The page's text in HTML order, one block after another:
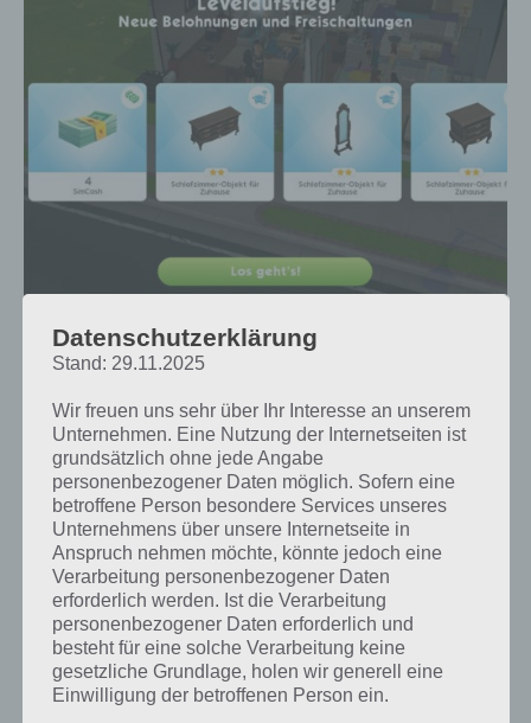
nur neue Objekte und SimCash, sondern auch die
Energie deiner Sims wird wieder voll aufgefüllt
Tipp 2: Ereignisse in Sims Mobile schneller
beenden
Ereignisse können durch Energie schneller beendet werden. Doch
auch hier kann man das ganze nochmals beschleunigen. Meistens
gibt es Aufträge, die 1 oder 2 Energie kosten. Beides bringt (auf eine
Energie gerechnet) den gleichen Ertrag. Allerdings hast du einen
Zeitvorteil: Indem du direkt Aufträge mit 2 Energie nutzt, bist du
doppelt so schnell, denn die Zeit bleibt stets gleich.
Mit der Zeit werden so auch riskante Aktionen freigeschaltet. Nutze
Datenschutzerklärung
Stand: 29.11.2025
Wir freuen uns sehr über Ihr Interesse an unserem
Unternehmen. Eine Nutzung der Internetseiten ist
grundsätzlich ohne jede Angabe
personenbezogener Daten möglich. Sofern eine
betroffene Person besondere Services unseres
Unternehmens über unsere Internetseite in
Anspruch nehmen möchte, könnte jedoch eine
Verarbeitung personenbezogener Daten
erforderlich werden. Ist die Verarbeitung
personenbezogener Daten erforderlich und
besteht für eine solche Verarbeitung keine
gesetzliche Grundlage, holen wir generell eine
Einwilligung der betroffenen Person ein.